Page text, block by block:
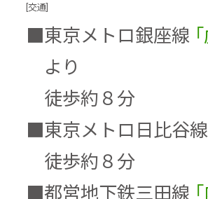
[交通]
東京メトロ銀座線
より
徒歩約８分
東京メトロ日比谷線
徒歩約８分
■都営地下鉄三田線